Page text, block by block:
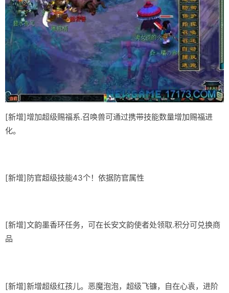
[新增]增加超级赐福系.召唤兽可通过携带技能数量增加赐福进
化。
[新增]防官超级技能43个！依据防官属性
[新增]文韵墨香环任务，可在长安文韵使者处领取.积分可兑换商
品
[新增]新增超级红孩儿。恶魔泡泡，超级飞镰，自在心袁，进阶